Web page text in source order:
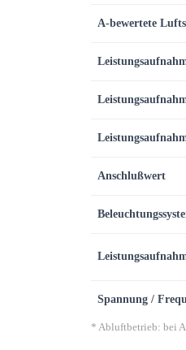
A-bewertete
Anschlußwert
Spannung /
* Abluftbetrieb: bei